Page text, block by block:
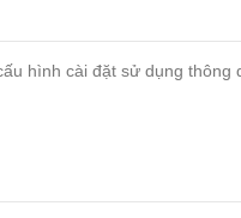
hình cài đặt sử dụng thông